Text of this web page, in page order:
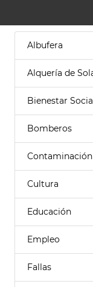
Albufera
Alquería de
Bienestar
Bomberos
Cultura
Educación
Empleo
Fallas